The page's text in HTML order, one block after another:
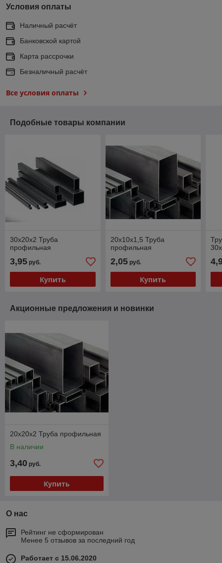
Условия оплаты
Наличный расчёт
Банковской картой
Карта рассрочки
Безналичный расчёт
Все условия оплаты
Подобные товары компании
30х20х2 Труба
профильная
3,95 руб.
Купить
20х10х1,5 Труба
профильная
2,05руб.
Купить
Акционные предложения и новинки
20х20х2 Труба профильная
В наличии
3,40 руб.
Купить
О нас
Рейтинг не сформирован
Менее 5 отзывов за последний год
Работает с 15.06.2020